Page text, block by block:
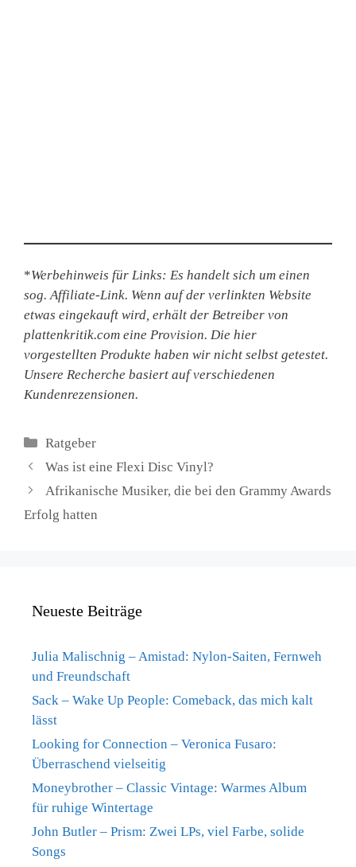
*Werbehinweis für Links: Es handelt sich um einen
sog. Affiliate-Link. Wenn auf der verlinkten Website
etwas eingekauft wird, erhält der Betreiber von
plattenkritik.com eine Provision. Die hier
vorgestellten Produkte haben wir nicht selbst getestet.
Unsere Recherche basiert auf verschiedenen
Kundenrezensionen.
Kategorien
Ratgeber
Was ist eine Flexi Disc Vinyl?
Afrikanische Musiker, die bei den Grammy Awards
Erfolg hatten
Neueste Beiträge
Julia Malischnig – Amistad: Nylon-Saiten, Fernweh
und Freundschaft
Sack – Wake Up People: Comeback, das mich kalt
lässt
Looking for Connection – Veronica Fusaro:
Überraschend vielseitig
Moneybrother – Classic Vintage: Warmes Album
für ruhige Wintertage
John Butler – Prism: Zwei LPs, viel Farbe, solide
Songs